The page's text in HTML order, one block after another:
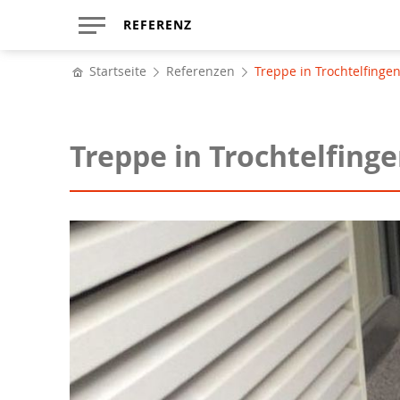
REFERENZ
Startseite Referenzen Treppe in
Treppe in